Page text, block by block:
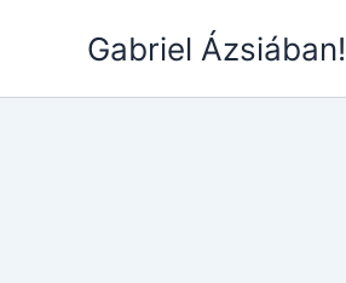
Gabriel Ázsiában!